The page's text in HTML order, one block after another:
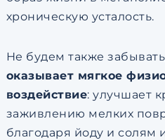
хроническую усталость.
Не будем также
оказывает мягкое
воздействие: улучшает
заживлению мелких
благодаря йоду и солям